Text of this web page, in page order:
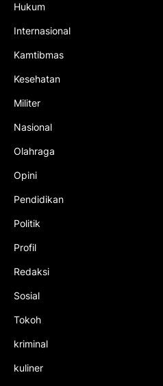
Hukum
Internasional
Kamtibmas
Kesehatan
Militer
Nasional
Olahraga
Opini
Pendidikan
Politik
Profil
Redaksi
Sosial
Tokoh
kriminal
kuliner